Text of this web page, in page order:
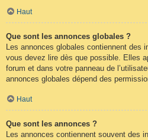
Haut
Que sont les annonces globales ?
Les annonces globales contiennent des
vous devez lire dès que possible. Elles
forum et dans votre panneau de
annonces globales dépend des
Haut
Que sont les annonces ?
Les annonces contiennent souvent des